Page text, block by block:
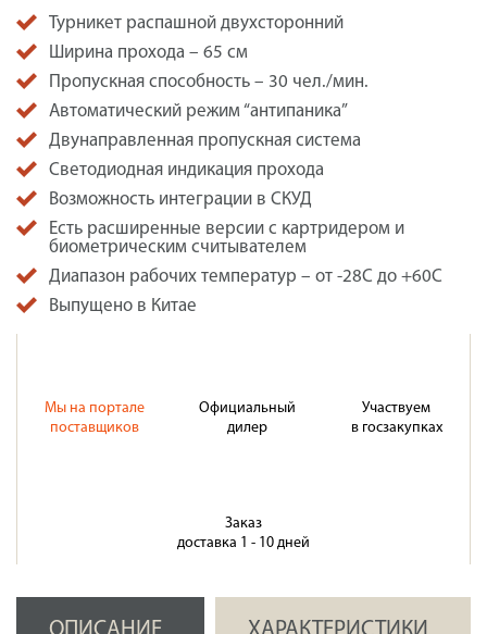
Турникет распашной двухсторонний
Ширина прохода – 65 см
Пропускная способность – 30 чел./мин.
Автоматический режим “антипаника”
Двунаправленная пропускная система
Светодиодная индикация прохода
Возможность интеграции в СКУД
Есть расширенные версии с картридером и
биометрическим считывателем
Диапазон рабочих температур – от -28С до +60С
Выпущено в Китае
Мы на портале
поставщиков
Официальный
дилер
Участвуем
в госзакупках
Заказ
доставка 1 - 10 дней